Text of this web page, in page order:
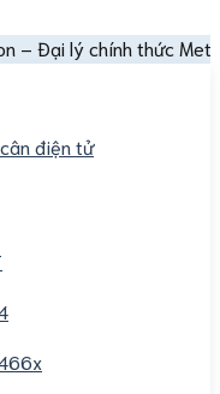
thức Mettler